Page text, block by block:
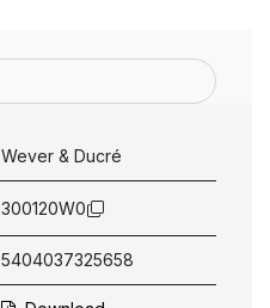
Wever & Ducré
300120W0
5404037325658